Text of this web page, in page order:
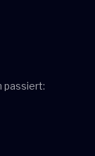
passiert: